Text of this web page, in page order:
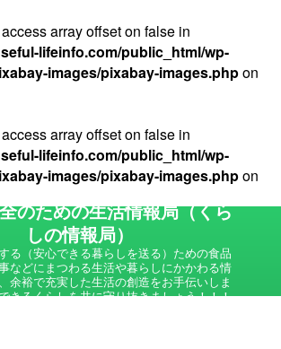
array offset on false in
lifeinfo.com/public_html/wp-
images/pixabay-images.phpon
array offset on false in
lifeinfo.com/public_html/wp-
images/pixabay-images.phpon
のための生活情報局（くら
しの情報局）
る（安心できる暮らしを送る）ための食品
などにまつわる生活や暮らしにかかわる情
余裕で充実した生活の創造をお手伝いしま
るくらしを共に守り抜きましょう！！！